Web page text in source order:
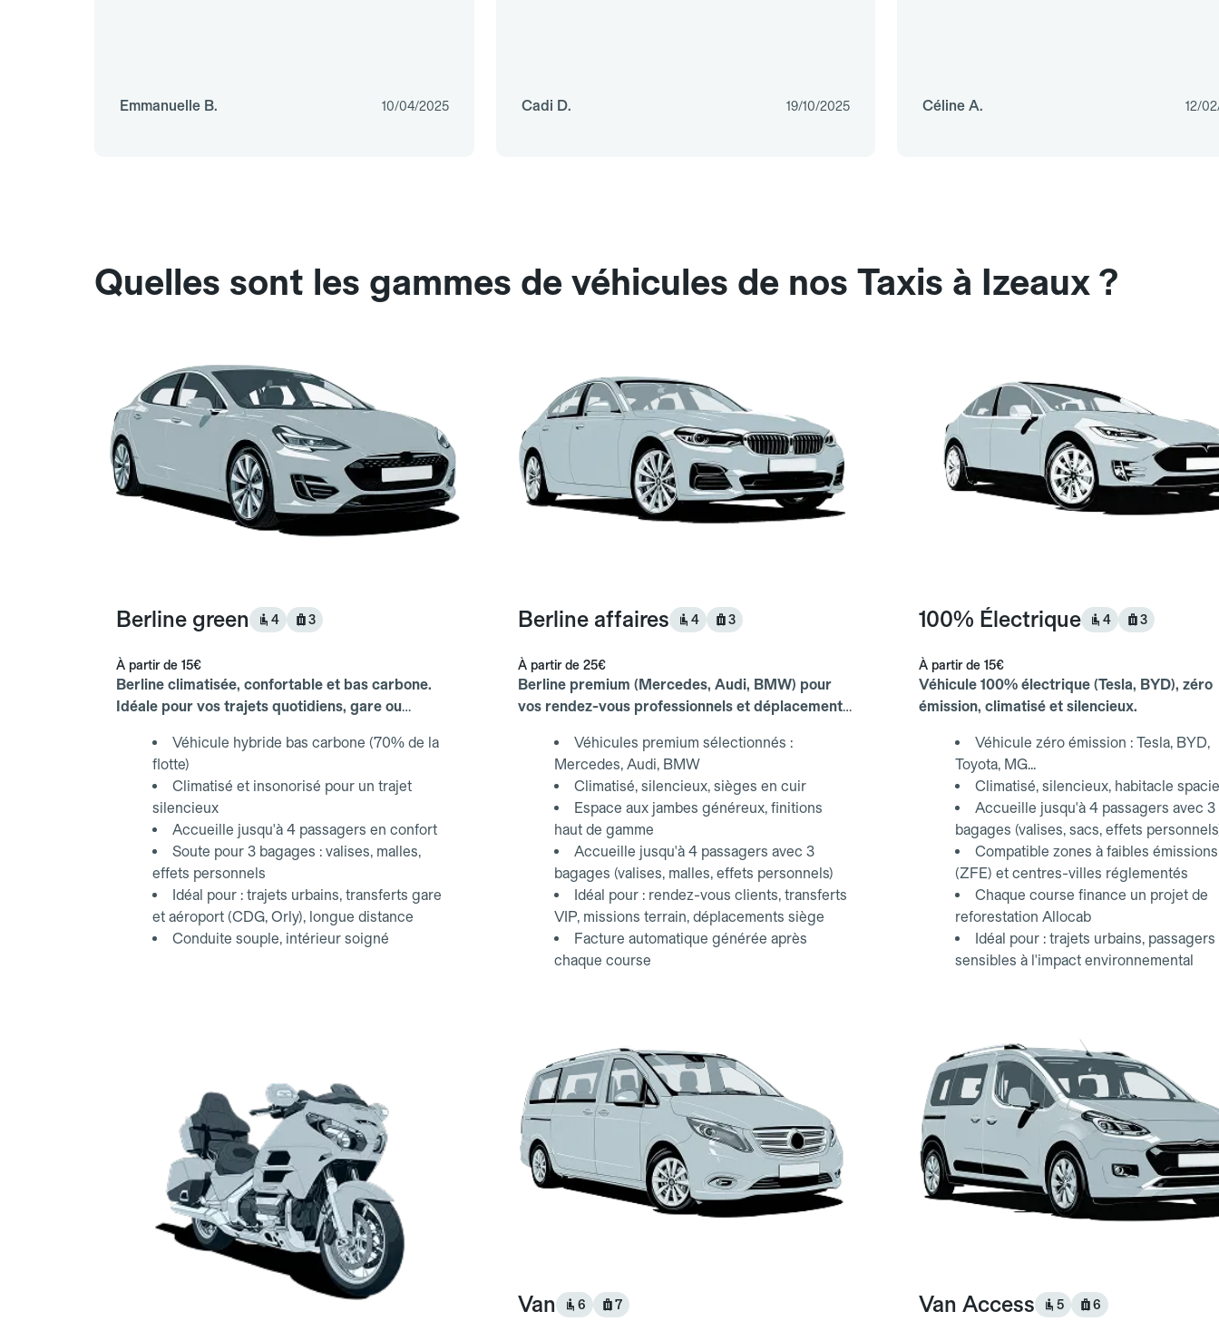
Emmanuelle B. 10/04/2025 Cadi D. 19/10/2025 Céline A. 12/
Quelles sont les gammes de véhicules de nos Taxis à Izeaux ?
Berline green 4 3
À partir de 15€
Berline climatisée, confortable et bas carbone.
Idéale pour vos trajets quotidiens, gare ou
Véhicule hybride bas carbone (70% de la
flotte)
Climatisé et insonorisé pour un trajet
silencieux
Accueille jusqu'à 4 passagers en confort
Soute pour 3 bagages : valises, malles,
effets personnels
Idéal pour : trajets urbains, transferts gare
et aéroport (CDG, Orly), longue distance
Conduite souple, intérieur soigné
Berline affaires 4 3
À partir de 25€
Berline premium (Mercedes, Audi, BMW) pour
vos rendez-vous professionnels et déplacements
Véhicules premium sélectionnés :
Mercedes, Audi, BMW
Climatisé, silencieux, sièges en cuir
Espace aux jambes généreux, finitions
haut de gamme
Accueille jusqu'à 4 passagers avec 3
bagages (valises, malles, effets personnels)
Idéal pour : rendez-vous clients, transferts
VIP, missions terrain, déplacements siège
Facture automatique générée après
chaque course
100% Électrique 4 3
À partir de 15€
Véhicule 100% électrique (Tesla, BYD), zéro
émission, climatisé et silencieux.
Véhicule zéro émission : Tesla, BYD,
Toyota, MG...
Climatisé, silencieux, habitacle
Accueille jusqu'à 4 passagers avec 3
bagages (valises, sacs, effets
Compatible zones à faibles émissions
(ZFE) et centres-villes réglementés
Chaque course finance un projet de
reforestation Allocab
Idéal pour : trajets urbains, passagers
sensibles à l'impact environnemental
Van 6 7 Van Access 5 6